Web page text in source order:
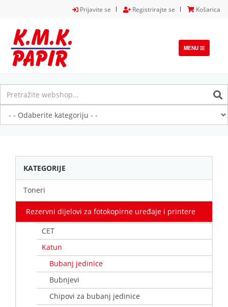
Prijavite se Registrirajte se Košarica
TOGGLE
NAVIGATION
MENU
KATEGORIJE
Toneri
Rezervni dijelovi za fotokopirne uređaje i printere
CET
Katun
Bubanj jedinice
Bubnjevi
Chipovi za bubanj jedinice